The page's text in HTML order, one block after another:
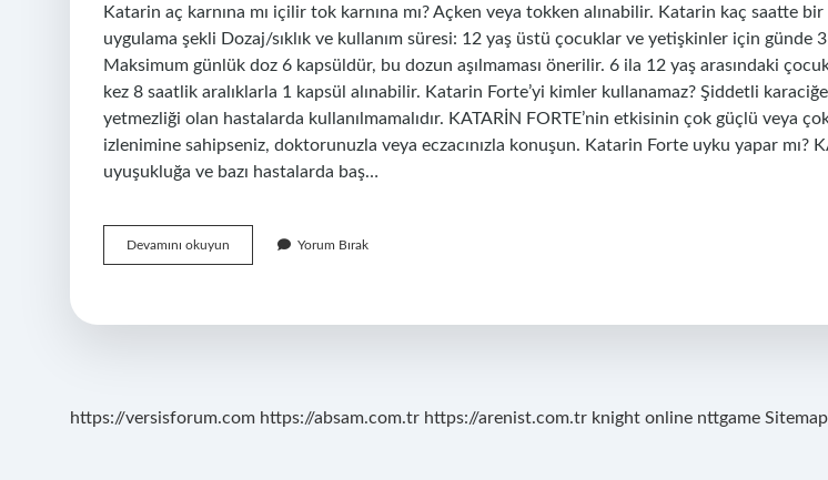
Katarin aç karnına mı içilir tok karnına mı? Açken veya tokken alınabilir. Katarin kaç saatte
uygulama şekli Dozaj/sıklık ve kullanım süresi: 12 yaş üstü çocuklar ve yetişkinler için günde
Maksimum günlük doz 6 kapsüldür, bu dozun aşılmaması önerilir. 6 ila 12 yaş arasındaki
kez 8 saatlik aralıklarla 1 kapsül alınabilir. Katarin Forte’yi kimler kullanamaz? Şiddetli
yetmezliği olan hastalarda kullanılmamalıdır. KATARİN FORTE’nin etkisinin çok güçlü veya
izlenimine sahipseniz, doktorunuzla veya eczacınızla konuşun. Katarin Forte uyku yapar mı?
uyuşukluğa ve bazı hastalarda baş…
Devamını okuyun
Ne
Yorum Bırak
https://versisforum.com https://absam.com.tr https://arenist.com.tr knight online nttgame Sitemap